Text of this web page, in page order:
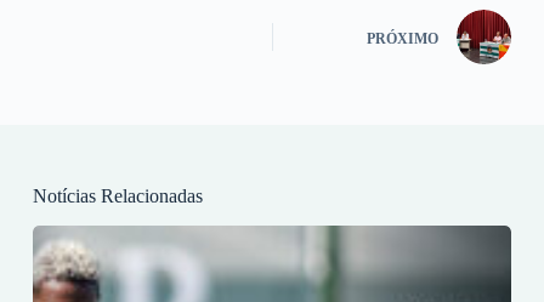
PRÓXIMO
Notícias Relacionadas